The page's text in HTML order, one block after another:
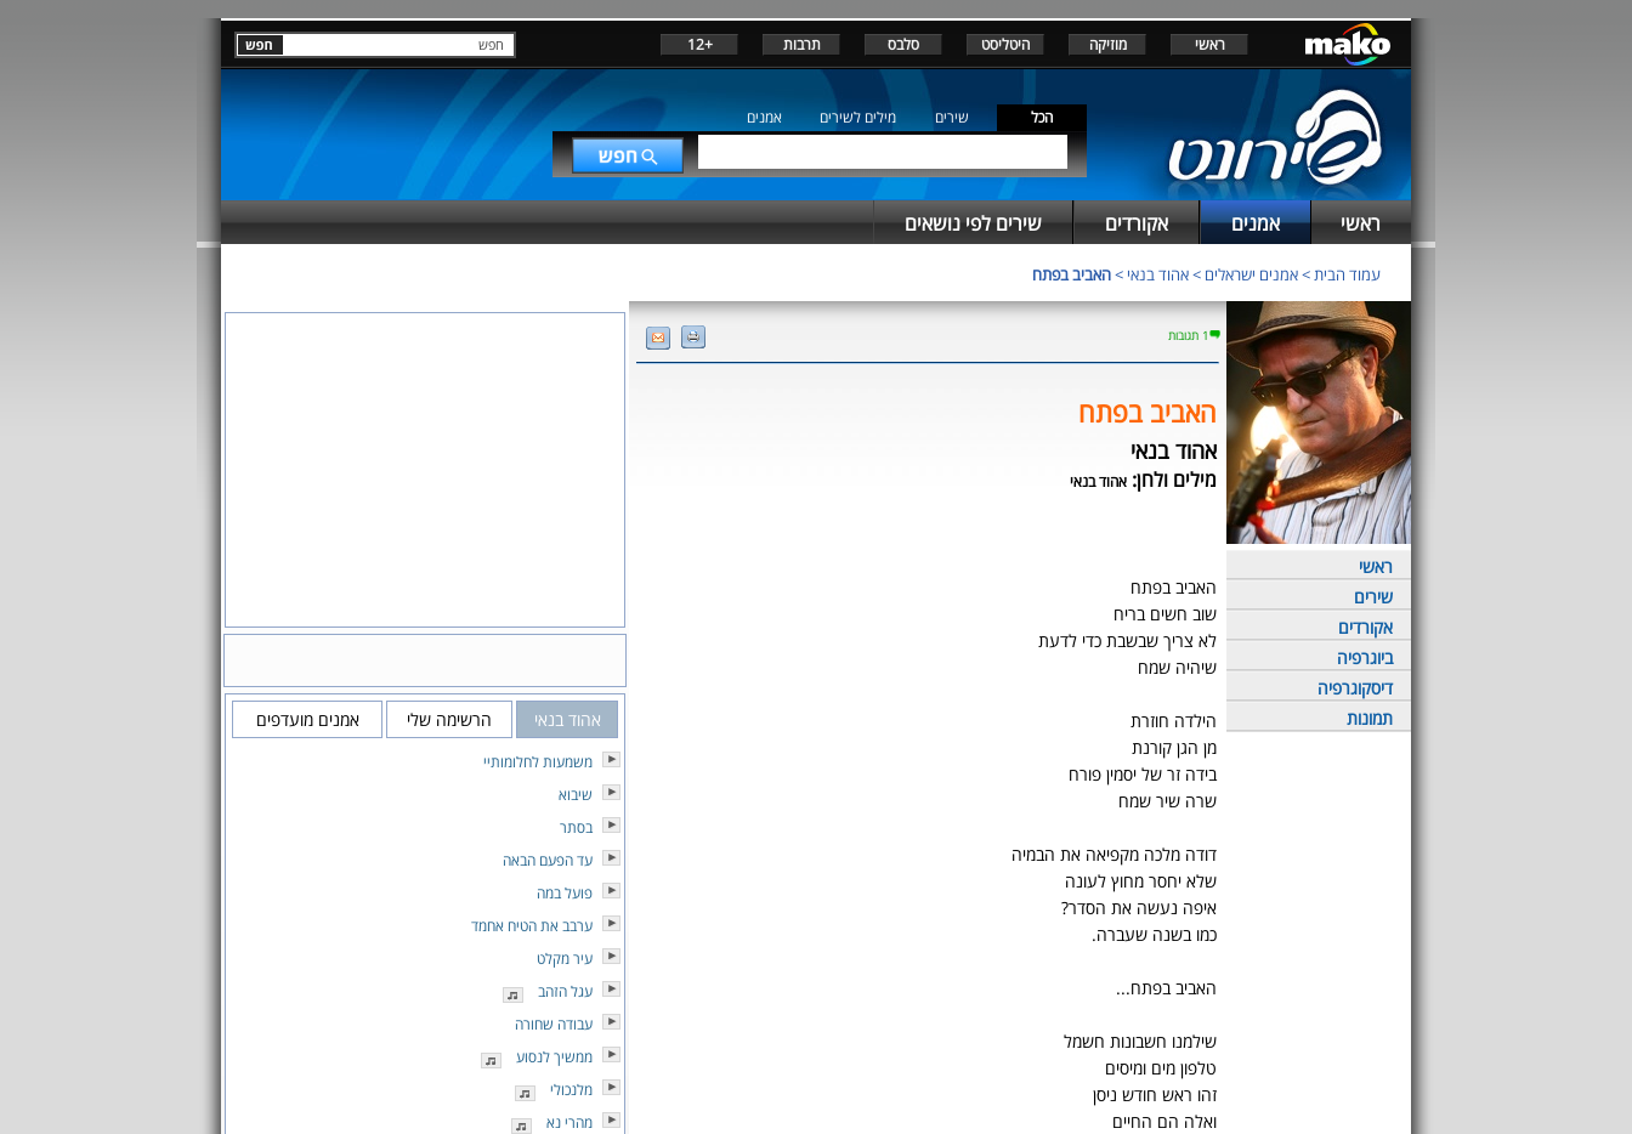
ראשי מוזיקה היטליסט סלבס תרבות +12
הכל שירים מילים לשירים אמנים
ראשי אמנים אקורדים שירים לפי נושאים
עמוד הבית>אמנים ישראלים >אהוד בנאי >האביב בפתח
ראשי
שירים
אקורדים
ביוגרפיה
דיסקוגרפיה
תמונות
1 תגובות
האביב בפתח
אהוד בנאי
מילים ולחן: אהוד בנאי
האביב בפתח
שוב חשים בריח
לא צריך שבשבת כדי לדעת
שיהיה שמח
הילדה חוזרת
מן הגן קורנת
בידה זר של יסמין פורח
שרה שיר שמח
דודה מלכה מקפיאה את הבמיה
שלא יחסר מחוץ לעונה
איפה נעשה את הסדר?
כמו בשנה שעברה.
האביב בפתח...
שילמנו חשבונות חשמל
טלפון מים ומיסים
זהו ראש חודש ניסן
ואלה הם החיים
אהוד בנאי הרשימה שלי אמנים מועדפים
משמעות לחלומותיי
שיבוא
בסתר
עד הפעם הבאה
פועל במה
ערבב את הטיח אחמד
עיר מקלט
עגל הזהב
עבודה שחורה
ממשיך לנסוע
מלנכולי
מהרי נא